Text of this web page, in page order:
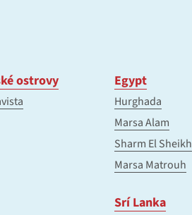
ostrovy Egypt
Hurghada
Marsa Alam
Sharm El Sheikh
Marsa Matrouh
Srí Lanka